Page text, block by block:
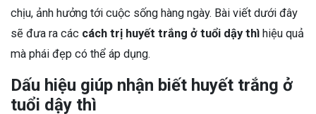
chịu, ảnh hưởng tới cuộc sống hàng ngày. Bài viết dưới đây
sẽ đưa ra các cách trị huyết trắng ở tuổi dậy thì hiệu quả
mà phái đẹp có thể áp dụng.
Dấu hiệu giúp nhận biết huyết trắng ở
tuổi dậy thì